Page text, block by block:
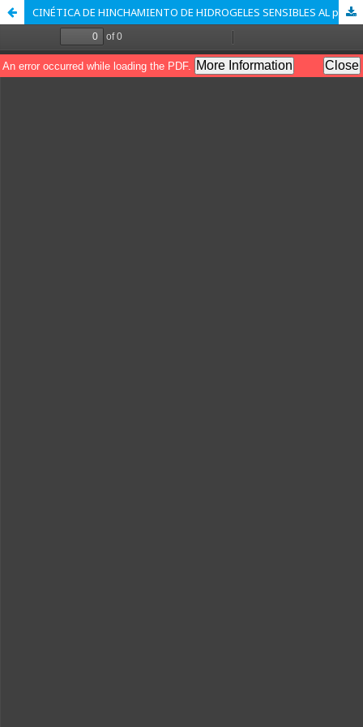
CINÉTICA DE HINCHAMIENTO DE HIDROGELES SENSIBLES AL pH BASADOS EN ALMIDÓN Y ÁCIDO ITACÓNICO